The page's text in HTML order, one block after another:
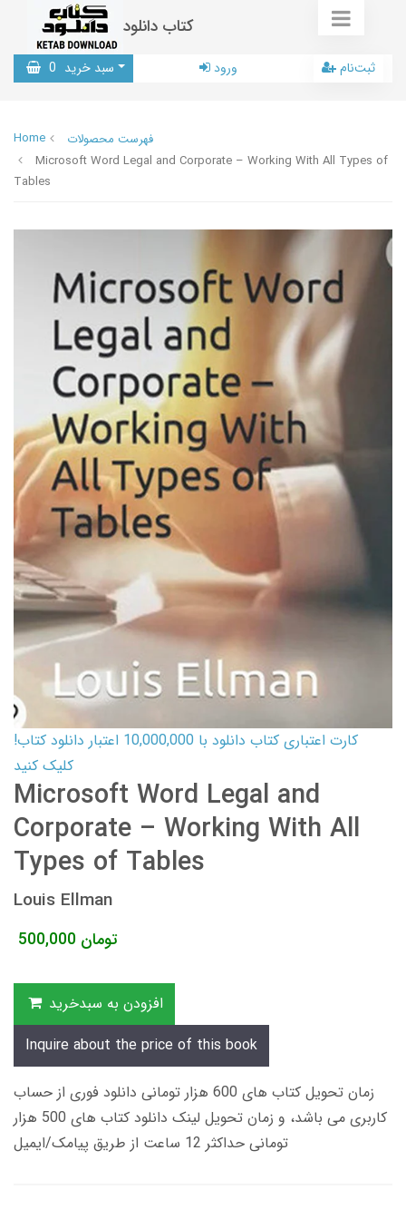
کتاب دانلود
سبد خرید 0 ورود ثبت‌نام
Home
فهرست محصولات
Microsoft Word Legal and Corporate – Working With All Types of
Tables
کارت اعتباری کتاب دانلود با 10,000,000 اعتبار دانلود کتاب!
کلیک کنید
Microsoft Word Legal and
Corporate – Working With All
Types of Tables
Louis Ellman
500,000 تومان
افزودن به سبدخرید
Inquire about the price of this book
زمان تحویل کتاب های 600 هزار تومانی دانلود فوری از حساب
کاربری می باشد، و زمان تحویل لینک دانلود کتاب های 500 هزار
تومانی حداکثر 12 ساعت از طریق پیامک/ایمیل